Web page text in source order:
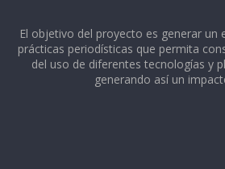
El objetivo del proyecto es generar un
prácticas periodísticas que permita
del uso de diferentes tecnologías y
generando así un